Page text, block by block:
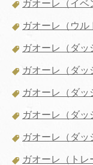
ガオーレ（イベ
ガオーレ（ウル
ガオーレ（ダッ
ガオーレ（ダッ
ガオーレ（ダッ
ガオーレ（ダッ
ガオーレ（ダッ
ガオーレ（トレ